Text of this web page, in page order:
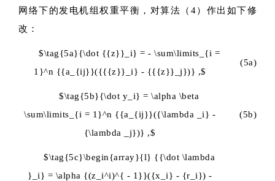
网络下的发电机组权重平衡，对算法（4）作出如下修
改：
$\tag{5a}{\dot {{z}}_i} = - \sum\limits_{i =
1}^n {{a_{ij}}({{{z}}_i} - {{{z}}_j})} ,$
(5a)
$\tag{5b}{\dot y_i} = \alpha \beta
\sum\limits_{i = 1}^n {{a_{ij}}({\lambda _i} -
{\lambda _j})} ,$
(5b)
$\tag{5c}\begin{array}{l} {{\dot \lambda
}_i} = \alpha {(z_i^i)^{ - 1}}({x_i} - {r_i}) -